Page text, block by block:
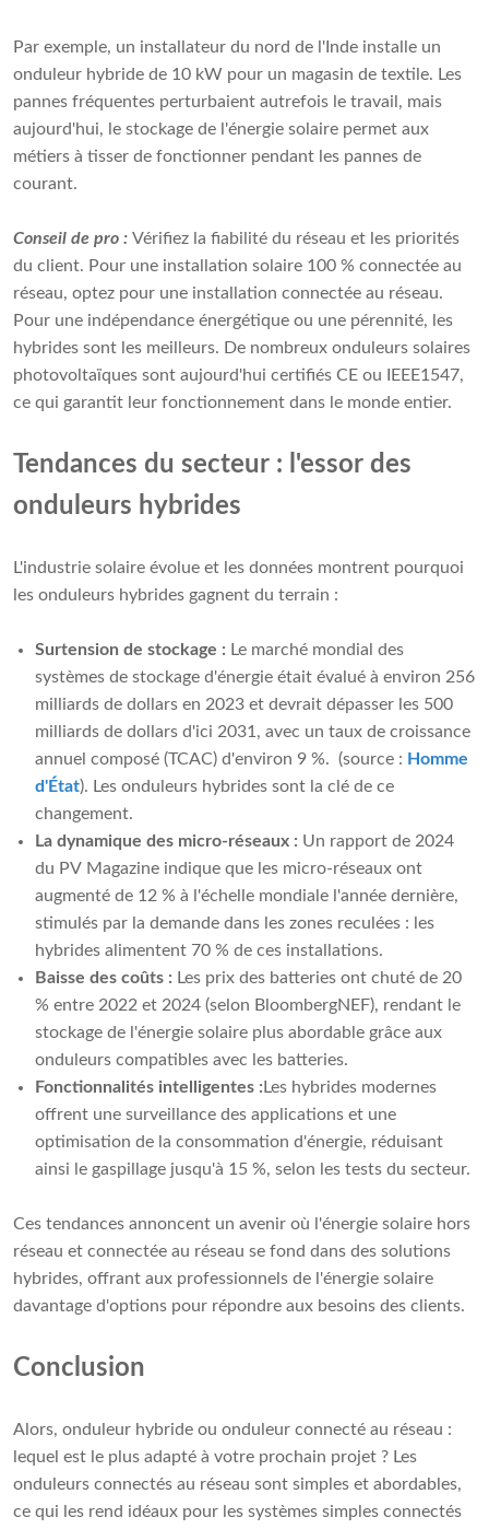
Par exemple, un installateur du nord de l'Inde installe un
onduleur hybride de 10 kW pour un magasin de textile. Les
pannes fréquentes perturbaient autrefois le travail, mais
aujourd'hui, le stockage de l'énergie solaire permet aux
métiers à tisser de fonctionner pendant les pannes de
courant.
Conseil de pro : Vérifiez la fiabilité du réseau et les priorités
du client. Pour une installation solaire 100 % connectée au
réseau, optez pour une installation connectée au réseau.
Pour une indépendance énergétique ou une pérennité, les
hybrides sont les meilleurs. De nombreux onduleurs solaires
photovoltaïques sont aujourd'hui certifiés CE ou IEEE1547,
ce qui garantit leur fonctionnement dans le monde entier.
Tendances du secteur : l'essor des
onduleurs hybrides
L'industrie solaire évolue et les données montrent pourquoi
les onduleurs hybrides gagnent du terrain :
Surtension de stockage : Le marché mondial des
systèmes de stockage d'énergie était évalué à environ 256
milliards de dollars en 2023 et devrait dépasser les 500
milliards de dollars d'ici 2031, avec un taux de croissance
annuel composé (TCAC) d'environ 9 %. (source : Homme
d'État). Les onduleurs hybrides sont la clé de ce
changement.
La dynamique des micro-réseaux : Un rapport de 2024
du PV Magazine indique que les micro-réseaux ont
augmenté de 12 % à l'échelle mondiale l'année dernière,
stimulés par la demande dans les zones reculées : les
hybrides alimentent 70 % de ces installations.
Baisse des coûts : Les prix des batteries ont chuté de 20
% entre 2022 et 2024 (selon BloombergNEF), rendant le
stockage de l'énergie solaire plus abordable grâce aux
onduleurs compatibles avec les batteries.
Fonctionnalités intelligentes : Les hybrides modernes
offrent une surveillance des applications et une
optimisation de la consommation d'énergie, réduisant
ainsi le gaspillage jusqu'à 15 %, selon les tests du secteur.
Ces tendances annoncent un avenir où l'énergie solaire hors
réseau et connectée au réseau se fond dans des solutions
hybrides, offrant aux professionnels de l'énergie solaire
davantage d'options pour répondre aux besoins des clients.
Conclusion
Alors, onduleur hybride ou onduleur connecté au réseau :
lequel est le plus adapté à votre prochain projet ? Les
onduleurs connectés au réseau sont simples et abordables,
ce qui les rend idéaux pour les systèmes simples connectés